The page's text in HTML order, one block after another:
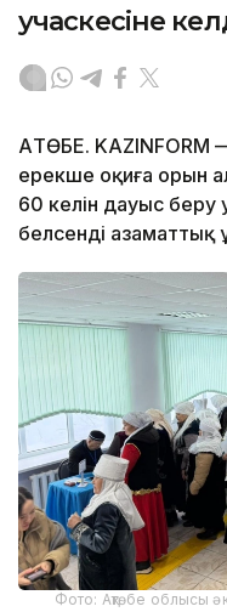
учаскесіне
АҚТӨБЕ. KAZINFORM
ерекше оқиға орын
60 келін дауыс беру
белсенді азаматтық
Фото: Ақтөбе облысы